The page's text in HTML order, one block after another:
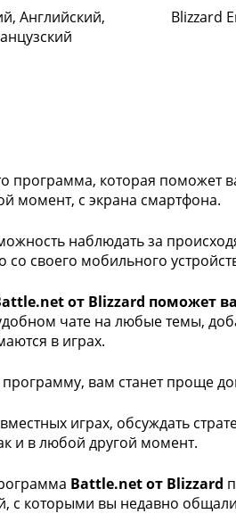
Английский,
Blizzard
программа, которая поможет
момент, с экрана смартфона.
наблюдать за
своего мобильного
от Blizzard поможет
чате на любые темы,
в играх.
программу, вам станет проще
играх, обсуждать
и в любой другой момент.
Battle.net от Blizzard
с которыми вы недавно